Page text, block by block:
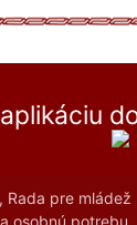
Rada pre
osobnú potrebu.